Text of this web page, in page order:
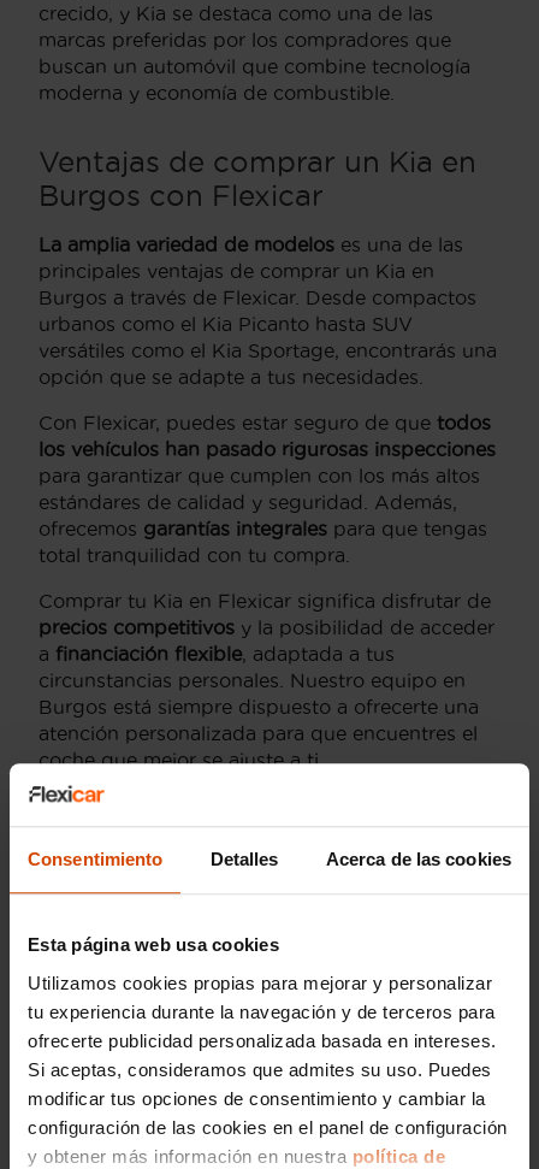
Consentimiento Detalles Acerca de las cookies
Esta página web usa cookies
Utilizamos cookies propias para mejorar y personalizar
tu experiencia durante la navegación y de terceros para
ofrecerte publicidad personalizada basada en intereses.
Si aceptas, consideramos que admites su uso. Puedes
modificar tus opciones de consentimiento y cambiar la
configuración de las cookies en el panel de configuración
y obtener más información en nuestra política de
crecido, y Kia se destaca como una de las
marcas preferidas por los compradores que
buscan un automóvil que combine tecnología
moderna y economía de combustible.
Ventajas de comprar un Kia en
Burgos con Flexicar
La amplia variedad de modelos es una de las
principales ventajas de comprar un Kia en
Burgos a través de Flexicar. Desde compactos
urbanos como el Kia Picanto hasta SUV
versátiles como el Kia Sportage, encontrarás una
opción que se adapte a tus necesidades.
Con Flexicar, puedes estar seguro de que todos
los vehículos han pasado rigurosas inspecciones
para garantizar que cumplen con los más altos
estándares de calidad y seguridad. Además,
ofrecemos garantías integrales para que tengas
total tranquilidad con tu compra.
Comprar tu Kia en Flexicar significa disfrutar de
precios competitivos y la posibilidad de acceder
a financiación flexible, adaptada a tus
circunstancias personales. Nuestro equipo en
Burgos está siempre dispuesto a ofrecerte una
atención personalizada para que encuentres el
coche que mejor se ajuste a ti.
Además,
transacción con Flexicar. Ofrecemos un historial
detallado del vehículo, asegurándonos de que
pueden disfrutar de un proceso de compra sin
Mejores modelos de Kia
en Burgos
Cuando se trata de adquirir unKia de segunda